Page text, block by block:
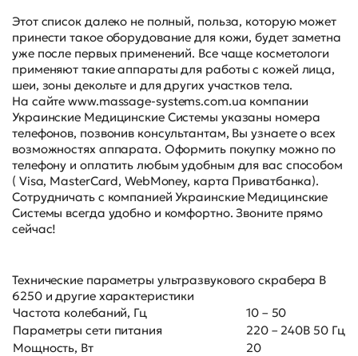
Этот список далеко не полный, польза, которую может
принести такое оборудование для кожи, будет заметна
уже после первых применений. Все чаще косметологи
применяют такие аппараты для работы с кожей лица,
шеи, зоны декольте и для других участков тела.
На сайтеwww.massage-systems.com.ua компании
Украинские Медицинские Системы указаны номера
телефонов, позвонив консультантам, Вы узнаете о всех
возможностях аппарата. Оформить покупку можно по
телефону и оплатить любым удобным для вас способом
( Visa, MasterCard, WebMoney, карта Приватбанка).
Сотрудничать с компанией Украинские Медицинские
Системы всегда удобно и комфортно. Звоните прямо
сейчас!
Технические параметры ультразвукового скрабера B
6250 и другие характеристики
Частота колебаний, Гц
10 – 50
Параметры сети питания
220 – 240В 50 Гц
Мощность, Вт
20